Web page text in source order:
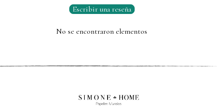
Escribir una reseña
No se encontraron elementos